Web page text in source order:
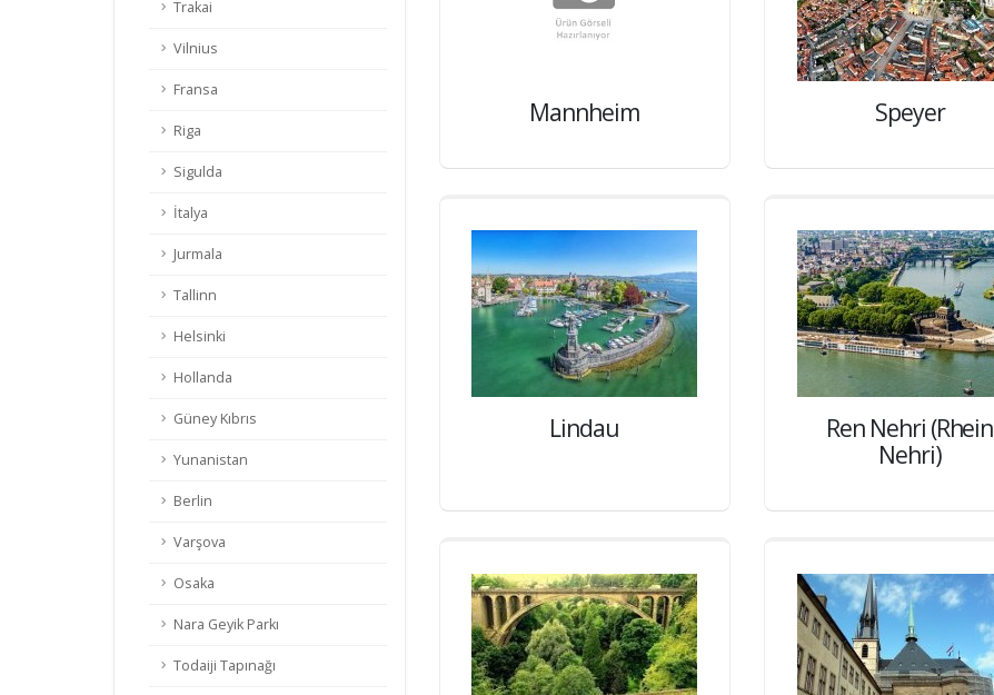
Trakai
Vilnius
Fransa
Riga
Sigulda
İtalya
Jurmala
Tallinn
Helsinki
Hollanda
Güney Kıbrıs
Yunanistan
Berlin
Varşova
Osaka
Nara Geyik Parkı
Todaiji Tapınağı
Mannheim Speyer
Lindau
Ren Nehri (Rhein
Nehri)